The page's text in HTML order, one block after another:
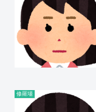
修羅場